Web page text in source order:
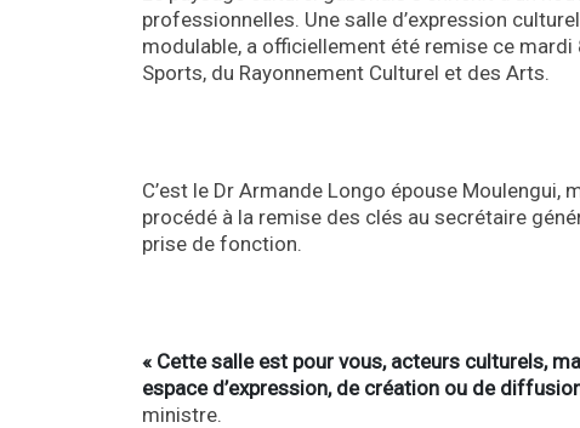
professionnelles. Une salle d’expression
modulable, a officiellement été remise ce
Sports, du Rayonnement Culturel et des Arts.
C’est le Dr Armande Longo épouse
procédé à la remise des clés au secrétaire
prise de fonction.
« Cette salle est pour vous, acteurs culturels,
espace d’expression, de création ou de
ministre.